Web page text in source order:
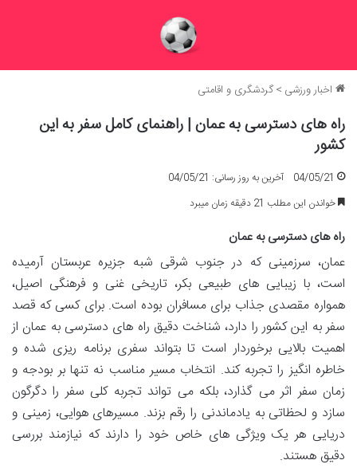
اخبار ورزشی >گردشگری و اقامتی
راه های دسترسی به عمان | راهنمای کامل سفر به این
کشور
04/05/21
آخرین به روز رسانی: 04/05/21
خواندن این مطلب 21 دقیقه زمان میبرد
راه های دسترسی به عمان
عمان، سرزمینی که در جنوب شرقی شبه جزیره عربستان آرمیده
است، با زیبایی های طبیعی بکر، تاریخی غنی و فرهنگی اصیل،
همواره مقصدی جذاب برای مسافران بوده است. برای کسی که قصد
سفر به این کشور را دارد، شناخت دقیق راه های دسترسی به عمان از
اهمیت بالایی برخوردار است تا بتواند سفری برنامه ریزی شده و
خاطره انگیز را تجربه کند. انتخاب مسیر مناسب نه تنها بر بودجه و
زمان سفر اثر می گذارد، بلکه می تواند تجربه کلی سفر را دگرگون
سازد و لحظاتی به یادماندنی را رقم بزند. مسیرهای هوایی، زمینی و
دریایی هر یک ویژگی های خاص خود را دارند که نیازمند بررسی
دقیق هستند.